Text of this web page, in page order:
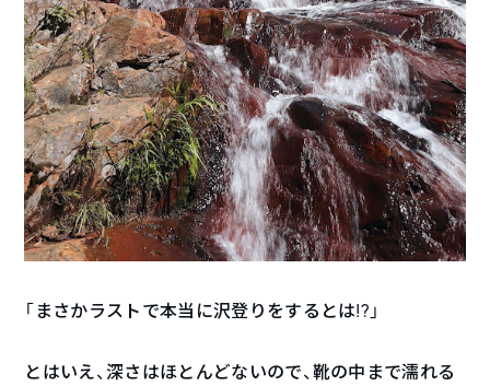
「まさかラストで本当に沢登りをするとは!?」
とはいえ、深さはほとんどないので、靴の中まで濡れる